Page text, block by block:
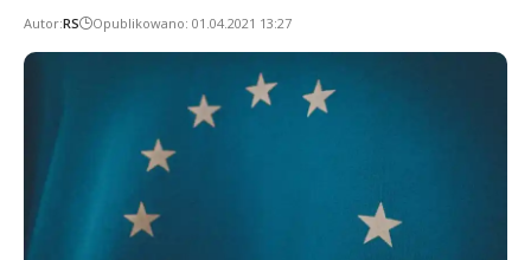
Autor:RS Opublikowano: 01.04.2021 13:27